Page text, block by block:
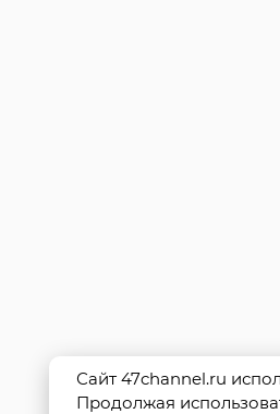
Сайт 47channel.ru
Продолжая